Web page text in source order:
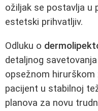
ožiljak se postavlja u
estetski prihvatljiv.
Odluku o
detaljnog
opsežnom hirurškom
pacijent u stabilnoj
planova za novu